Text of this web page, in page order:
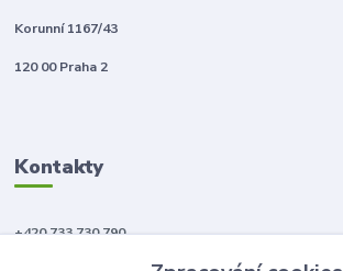
Korunní 1167/43
120 00 Praha 2
Kontakty
+420 733 730 790